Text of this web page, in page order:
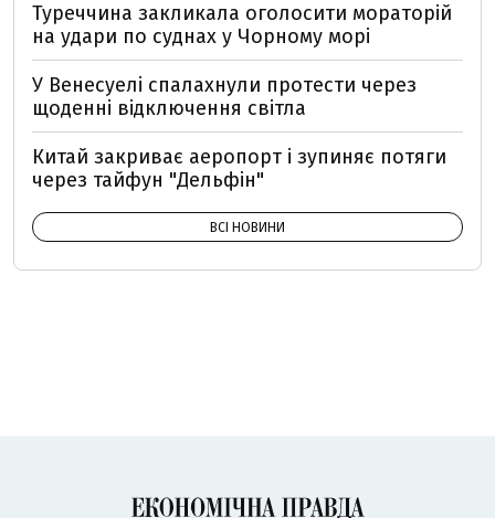
Туреччина закликала оголосити мораторій
на удари по суднах у Чорному морі
У Венесуелі спалахнули протести через
щоденні відключення світла
Китай закриває аеропорт і зупиняє потяги
через тайфун "Дельфін"
ВСІ НОВИНИ